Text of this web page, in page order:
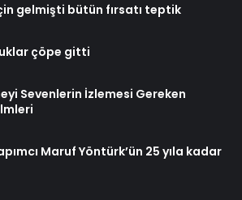
gelmişti bütün fırsatı teptik
çöpe gitti
Sevenlerin İzlemesi Gereken
Maruf Yöntürk’ün 25 yıla kadar